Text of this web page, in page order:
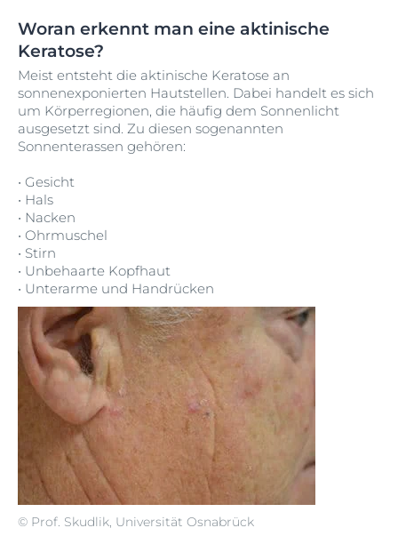
Woran erkennt man eine aktinische
Keratose?
© Prof. Skudlik, Universität Osnabrück
Meist entsteht die aktinische Keratose an
sonnenexponierten Hautstellen. Dabei handelt es sich
um Körperregionen, die häufig dem Sonnenlicht
ausgesetzt sind. Zu diesen sogenannten
Sonnenterassen gehören:
• Gesicht
• Hals
• Nacken
• Ohrmuschel
• Stirn
• Unbehaarte Kopfhaut
• Unterarme und Handrücken